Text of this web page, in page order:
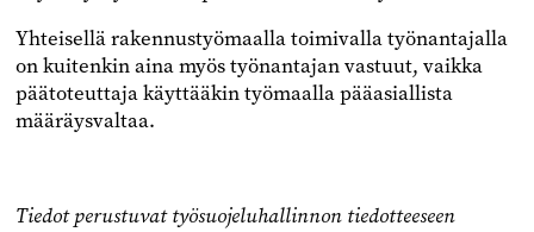
Yhteisellä rakennustyömaalla toimivalla työnantajalla
on kuitenkin aina myös työnantajan vastuut, vaikka
päätoteuttaja käyttääkin työmaalla pääasiallista
määräysvaltaa.
Tiedot perustuvat työsuojeluhallinnon tiedotteeseen